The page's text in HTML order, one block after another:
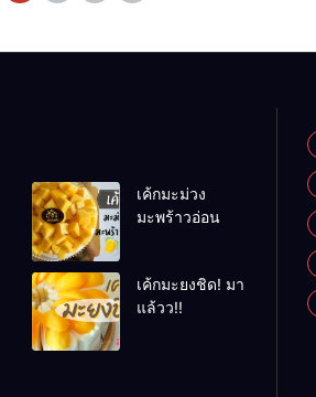
เค้กมะม่วง
มะพร้าวอ่อน
เค้กมะยงชิด! มา
แล้วว!!